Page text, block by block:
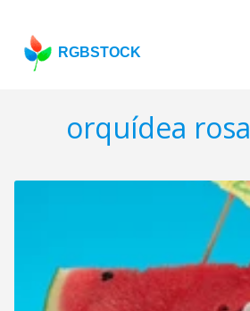
RGBSTOCK
orquídea rosa